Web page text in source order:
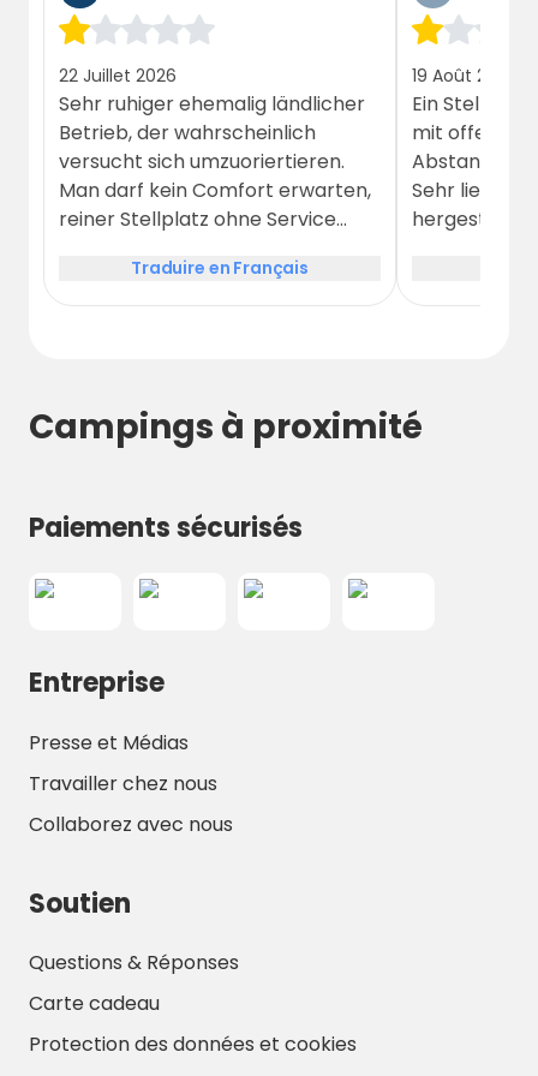
22 Juillet 2026
Sehr ruhiger ehemalig ländlicher
Betrieb, der wahrscheinlich
versucht sich umzuoriertieren.
Man darf kein Comfort erwarten,
reiner Stellplatz ohne Service
Traduire en Français
19 Août 2025
Ein
mit offenen
Abstand
Sehr lieblos
hergestellt.
alles.
Campings à proximité
Paiements sécurisés
Entreprise
Presse et Médias
Travailler chez nous
Collaborez avec nous
Soutien
Questions & Réponses
Carte cadeau
Protection des données et cookies